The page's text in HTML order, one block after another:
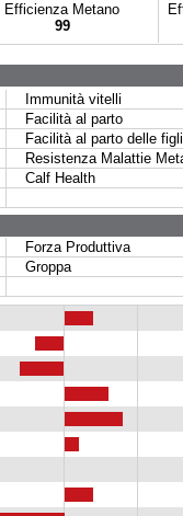
Efficienza Metano
99
Immunità vitelli
Facilità al parto
Facilità al parto delle
Resistenza Malattie
Calf Health
Forza Produttiva
Groppa